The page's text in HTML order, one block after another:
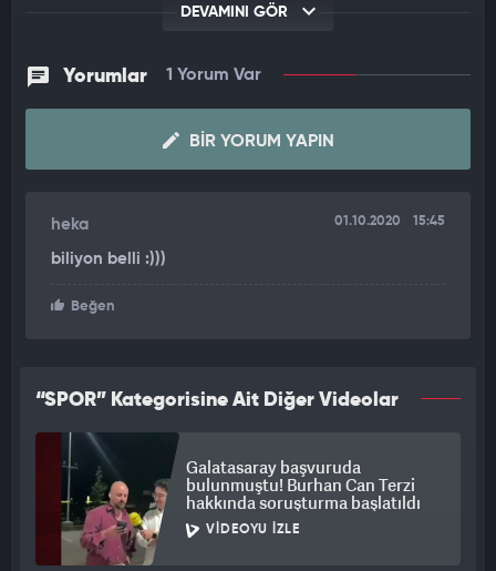
Abdurrahim Albayrak, rakip takımın adını karıştırdı.
İSKOÇ TAKIMIYLA İSVİÇRE TAKIMINI KARIŞTIRDI
Albayrak canlı yayında yaptığı açıklamada "Yarın akşam
Grasshopper ile oynayacağımız maçın önemini biliyoruz"
ifadelerini kullanınca sosyal medyanın da diline düştü.
Twitter'da atılan binlerce tweetin ardından "Grasshopper"
DEVAMINI GÖR
Yorumlar 1 Yorum Var
BIR YORUM YAPIN
heka 01.10.2020 15:45
biliyon belli :)))
Beğen
“SPOR” Kategorisine Ait Diğer Videolar
Galatasaray başvuruda
bulunmuştu! Burhan Can Terzi
hakkında soruşturma başlatıldı
VIDEOYU İZLE